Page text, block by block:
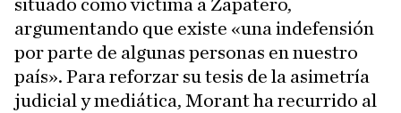
situado como víctima a Zapatero,
argumentando que existe «una indefensión
por parte de algunas personas en nuestro
país». Para reforzar su tesis de la asimetría
judicial y mediática, Morant ha recurrido al